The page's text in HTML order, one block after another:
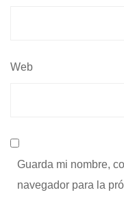
Web
Guarda mi nombre,
navegador para la